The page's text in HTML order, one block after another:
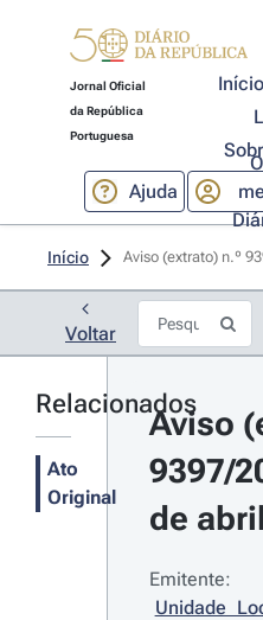
Jornal Oficial
da República
Portuguesa
Início
Ajuda
O
Início Aviso (extrato) n.º
Voltar
Relacionados
Ato
Original
Aviso
9397/
de abril
Emitente:
Unidade